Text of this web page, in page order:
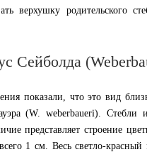
верхушку родительского
Сейболда
показали, что это вид
(W. weberbaueri).
представляет строение
1 см. Весь светло-